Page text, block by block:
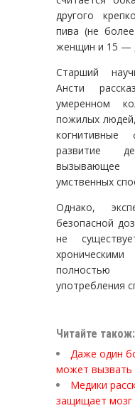
другого
пива (не
женщин и 15 —
Старший
Ансти
умеренном
пожилых
когнитивные
развитие
вызывающее
умственных
Однако,
безопасной
не
употребления
Читайте також:
Даже один
может вызвать
Медики
защищает мозг